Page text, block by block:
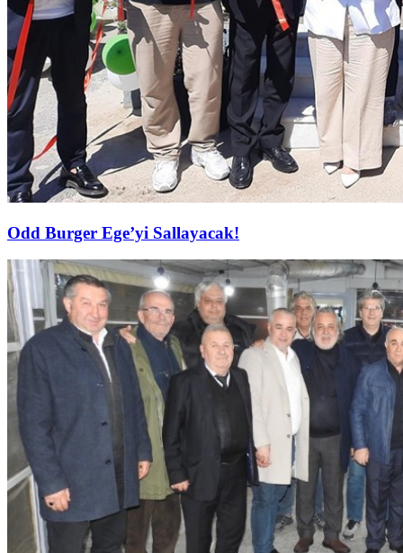
Odd Burger Ege’yi Sallayacak!